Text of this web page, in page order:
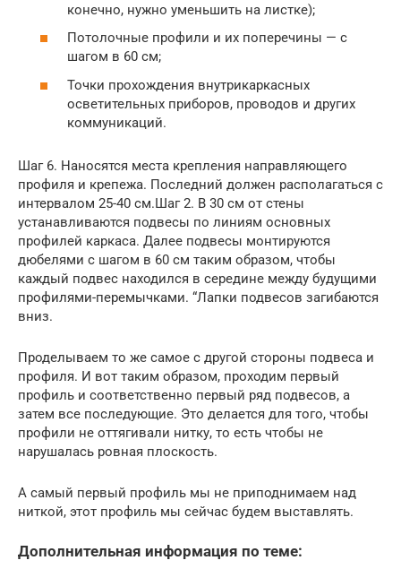
конечно, нужно уменьшить на листке);
Потолочные профили и их поперечины — с
шагом в 60 см;
Точки прохождения внутрикаркасных
осветительных приборов, проводов и других
коммуникаций.
Шаг 6. Наносятся места крепления направляющего
профиля и крепежа. Последний должен располагаться с
интервалом 25-40 см.Шаг 2. В 30 см от стены
устанавливаются подвесы по линиям основных
профилей каркаса. Далее подвесы монтируются
дюбелями с шагом в 60 см таким образом, чтобы
каждый подвес находился в середине между будущими
профилями-перемычками. “Лапки подвесов загибаются
вниз.
Проделываем то же самое с другой стороны подвеса и
профиля. И вот таким образом, проходим первый
профиль и соответственно первый ряд подвесов, а
затем все последующие. Это делается для того, чтобы
профили не оттягивали нитку, то есть чтобы не
нарушалась ровная плоскость.
А самый первый профиль мы не приподнимаем над
ниткой, этот профиль мы сейчас будем выставлять.
Дополнительная информация по теме: